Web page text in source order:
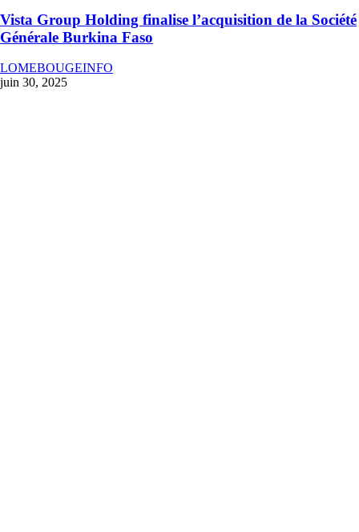
Vista Group Holding finalise l’acquisition de la Société
Générale Burkina Faso
LOMEBOUGEINFO
juin 30, 2025